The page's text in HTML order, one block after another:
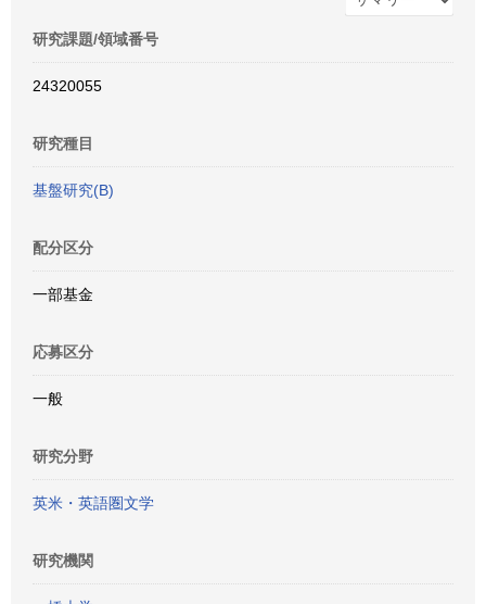
研究課題/領域番号
24320055
研究種目
基盤研究(B)
配分区分
一部基金
応募区分
一般
研究分野
英米・英語圏文学
研究機関